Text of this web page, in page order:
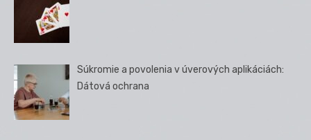
Súkromie a povolenia v úverových aplikáciách:
Dátová ochrana